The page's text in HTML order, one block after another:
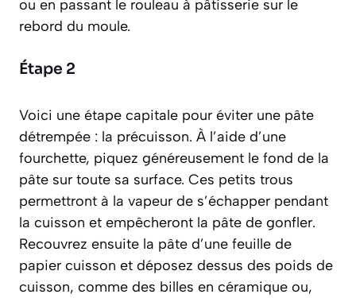
ou en passant le rouleau à pâtisserie sur le
rebord du moule.
Étape 2
Voici une étape capitale pour éviter une pâte
détrempée : la précuisson. À l’aide d’une
fourchette, piquez généreusement le fond de la
pâte sur toute sa surface. Ces petits trous
permettront à la vapeur de s’échapper pendant
la cuisson et empêcheront la pâte de gonfler.
Recouvrez ensuite la pâte d’une feuille de
papier cuisson et déposez dessus des poids de
cuisson, comme des billes en céramique ou,